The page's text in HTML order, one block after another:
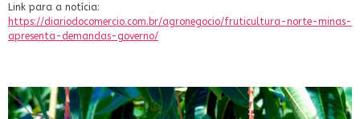
Link para a notícia:
https://diariodocomercio.com.br/agronegocio/fruticultura-norte-minas-
apresenta-demandas-governo/